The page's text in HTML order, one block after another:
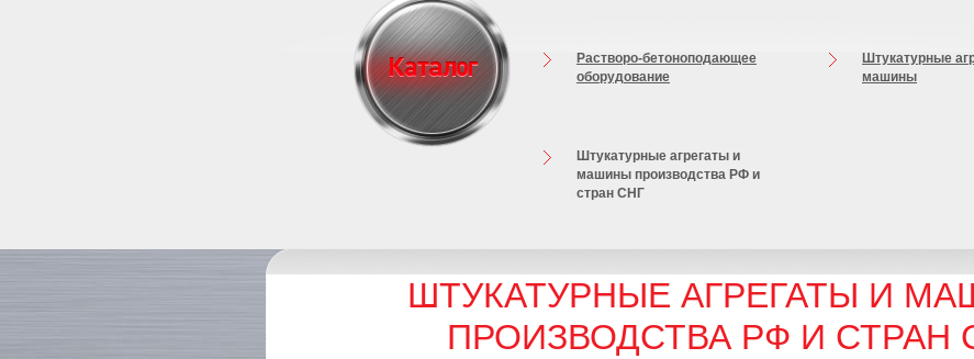
Растворо-бетоноподающее
оборудование
Штукатурные
машины
Штукатурные агрегаты и
машины производства РФ и
стран СНГ
ШТУКАТУРНЫЕ АГРЕГАТЫ И
ПРОИЗВОДСТВА РФ И СТРАН